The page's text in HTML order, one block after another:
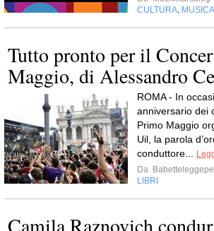
CULTURA MUSICA
Tutto pronto per il
Maggio, di Alessandro
ROMA - In
anniversario dei
Primo Maggio
Uil, la parola
conduttore...
Da
LIBRI
Camila Raznovich